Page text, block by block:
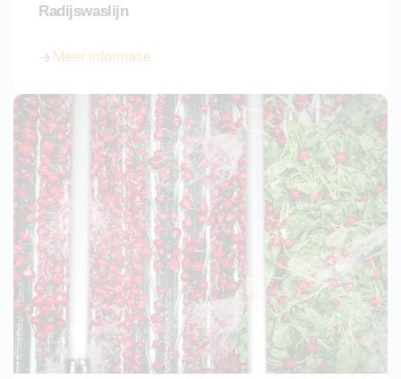
Radijswaslijn
Meer informatie
over Radijswaslijn